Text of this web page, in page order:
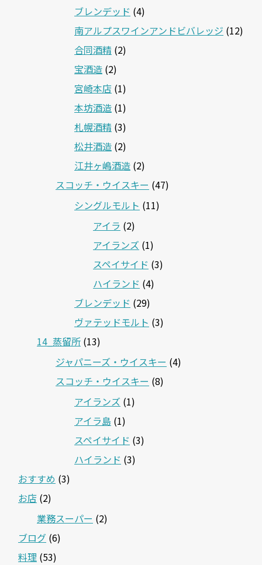
ブレンデッド (4)
南アルプスワインアンドビバレッジ (12)
合同酒精 (2)
宝酒造 (2)
宮崎本店 (1)
本坊酒造 (1)
札幌酒精 (3)
松井酒造 (2)
江井ヶ嶋酒造 (2)
スコッチ・ウイスキー (47)
シングルモルト (11)
アイラ (2)
アイランズ (1)
スペイサイド (3)
ハイランド (4)
ブレンデッド (29)
ヴァテッドモルト (3)
14_蒸留所 (13)
ジャパニーズ・ウイスキー (4)
スコッチ・ウイスキー (8)
アイランズ (1)
アイラ島 (1)
スペイサイド (3)
ハイランド (3)
おすすめ (3)
お店 (2)
業務スーパー (2)
ブログ (6)
料理 (53)